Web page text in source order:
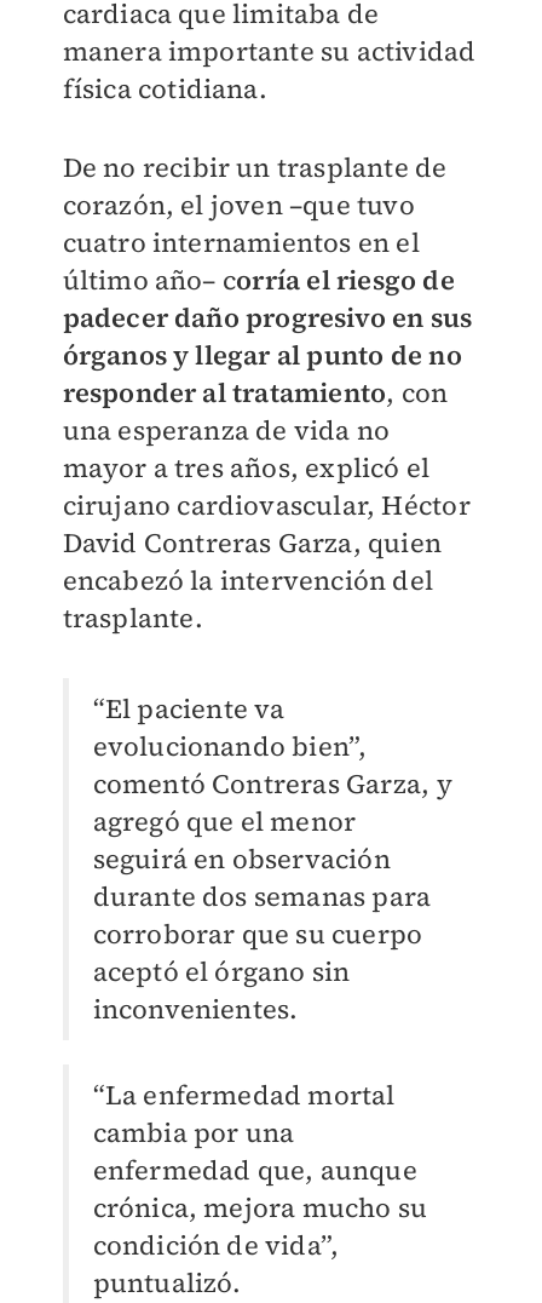
cardiaca que limitaba de
manera importante su actividad
física cotidiana.
De no recibir un trasplante de
corazón, el joven –que tuvo
cuatro internamientos en el
último año– corría el riesgo de
padecer daño progresivo en sus
órganos y llegar al punto de no
responder al tratamiento, con
una esperanza de vida no
mayor a tres años, explicó el
cirujano cardiovascular, Héctor
David Contreras Garza, quien
encabezó la intervención del
trasplante.
“El paciente va
evolucionando bien”,
comentó Contreras Garza, y
agregó que el menor
seguirá en observación
durante dos semanas para
corroborar que su cuerpo
aceptó el órgano sin
inconvenientes.
“La enfermedad mortal
cambia por una
enfermedad que, aunque
crónica, mejora mucho su
condición de vida”,
puntualizó.